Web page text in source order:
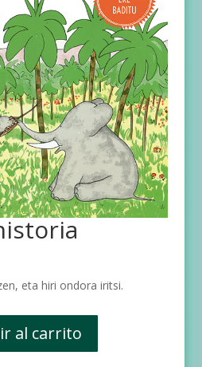
eta hiri ondora iritsi.
al carrito